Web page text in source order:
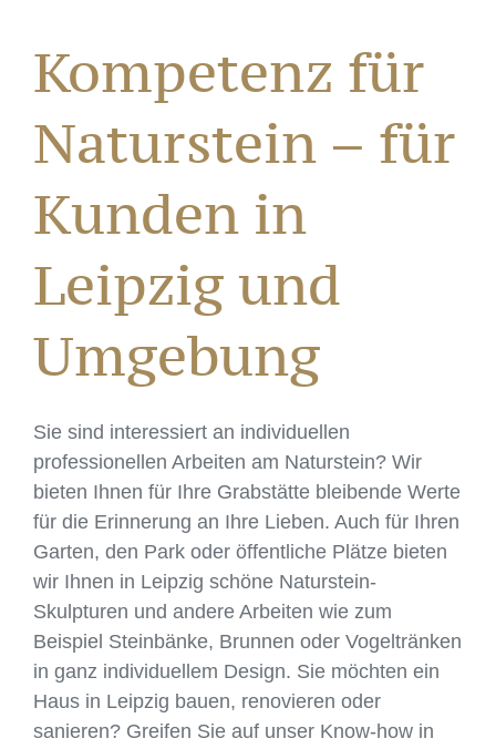
Kompetenz für
Naturstein – für
Kunden in
Leipzig und
Umgebung
Sie sind interessiert an individuellen
professionellen Arbeiten am Naturstein? Wir
bieten Ihnen für Ihre Grabstätte bleibende Werte
für die Erinnerung an Ihre Lieben. Auch für Ihren
Garten, den Park oder öffentliche Plätze bieten
wir Ihnen in Leipzig schöne Naturstein-
Skulpturen und andere Arbeiten wie zum
Beispiel Steinbänke, Brunnen oder Vogeltränken
in ganz individuellem Design. Sie möchten ein
Haus in Leipzig bauen, renovieren oder
sanieren? Greifen Sie auf unser Know-how in